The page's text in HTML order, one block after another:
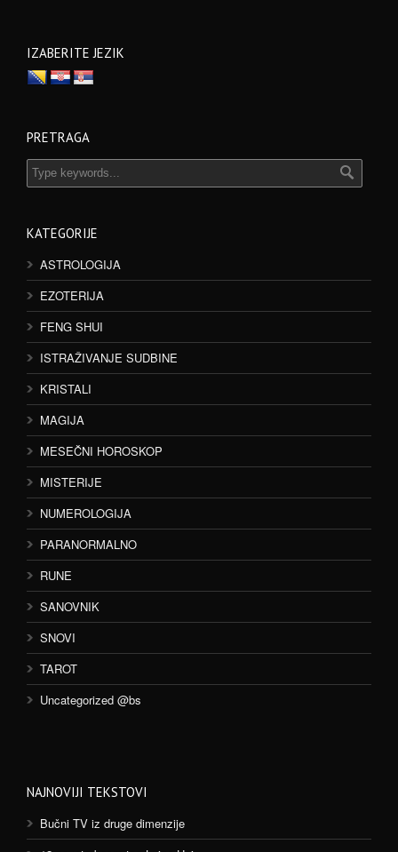
IZABERITE JEZIK
PRETRAGA
KATEGORIJE
ASTROLOGIJA
EZOTERIJA
FENG SHUI
ISTRAŽIVANJE SUDBINE
KRISTALI
MAGIJA
MESEČNI HOROSKOP
MISTERIJE
NUMEROLOGIJA
PARANORMALNO
RUNE
SANOVNIK
SNOVI
TAROT
Uncategorized @bs
NAJNOVIJI TEKSTOVI
Bučni TV iz druge dimenzije